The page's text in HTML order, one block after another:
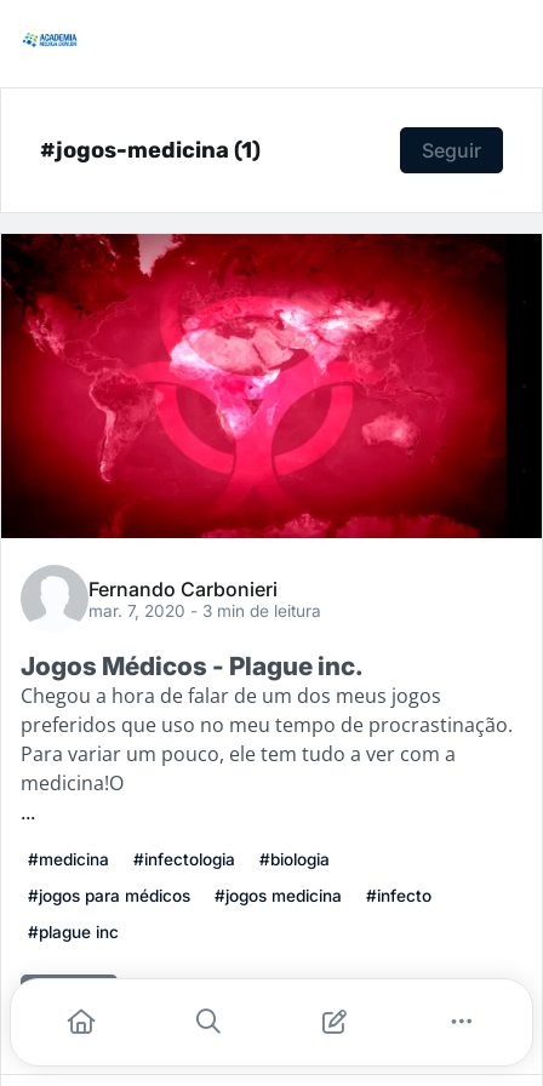
#jogos-medicina (1) Seguir
Fernando Carbonieri
mar. 7, 2020 - 3 min de leitura
Jogos Médicos - Plague inc.
Chegou a hora de falar de um dos meus jogos
preferidos que uso no meu tempo de procrastinação.
Para variar um pouco, ele tem tudo a ver com a
medicina!O
...
#medicina #infectologia
#biologia
#jogos para médicos
#jogos medicina
#infecto
#plague inc
Leia mais